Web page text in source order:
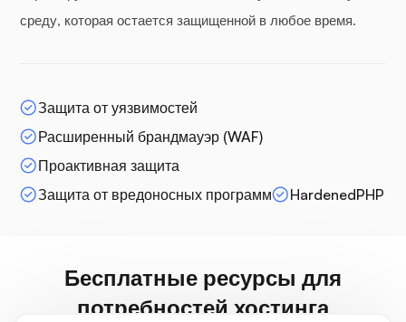
среду, которая остается защищенной в любое время.
Защита от уязвимостей
Расширенный брандмауэр (WAF)
Проактивная защита
Защита от вредоносных программ
HardenedPHP
Бесплатные ресурсы для
потребностей хостинга